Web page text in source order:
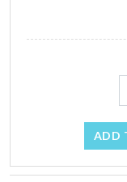
ADD